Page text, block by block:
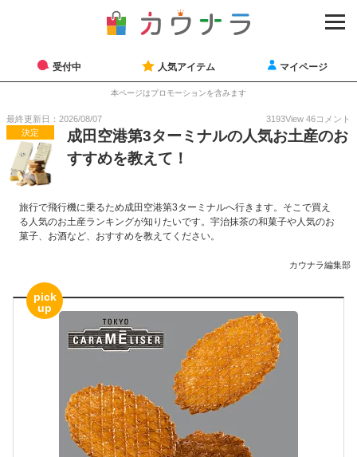
受付中 人気アイテム マイページ
本ページはプロモーションを含みます
最終更新日：2026/08/07 3193View 46コメント
決定
成田空港第3ターミナルの人気お土産のお
すすめを教えて！
旅行で飛行機に乗るため成田空港第3ターミナルへ行きます。そこで買え
る人気のお土産ランキングが知りたいです。宇治抹茶の和菓子や人気のお
菓子、お酒など、おすすめを教えてください。
カウナラ編集部
pick
up